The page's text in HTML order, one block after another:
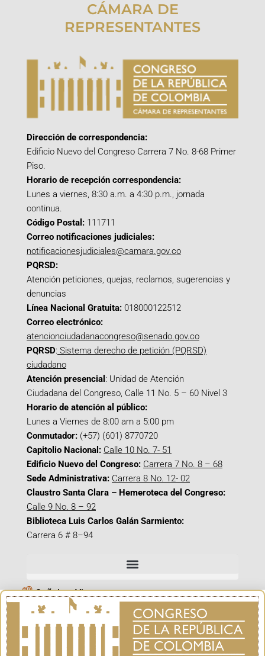
CÁMARA DE
REPRESENTANTES
Dirección de correspondencia:
Edificio Nuevo del Congreso Carrera 7 No. 8-68 Primer
Piso.
Horario de recepción correspondencia:
Lunes a viernes, 8:30 a.m. a 4:30 p.m., jornada
continua.
Código Postal: 111711
Correo notificaciones judiciales:
notificacionesjudiciales@camara.gov.co
PQRSD:
Atención peticiones, quejas, reclamos, sugerencias y
denuncias
Línea Nacional Gratuita: 018000122512
Correo electrónico:
atencionciudadanacongreso@senado.gov.co
PQRSD: Sistema derecho de petición (PQRSD)
ciudadano
Atención presencial : Unidad de Atención
Ciudadana del Congreso, Calle 11 No. 5 – 60 Nivel 3
Horario de atención al público:
Lunes a Viernes de 8:00 am a 5:00 pm
Conmutador: (+57) (601) 8770720
Capitolio Nacional: Calle 10 No. 7- 51
Edificio Nuevo del Congreso: Carrera 7 No. 8 – 68
Sede Administrativa: Carrera 8 No. 12- 02
Claustro Santa Clara – Hemeroteca del Congreso:
Calle 9 No. 8 – 92
Biblioteca Luis Carlos Galán Sarmiento:
Carrera 6 # 8–94
Señal en Vivo
Facebook_@CamaraColombia
Instagram_@CamaraColombia
X_@CamaraColombia